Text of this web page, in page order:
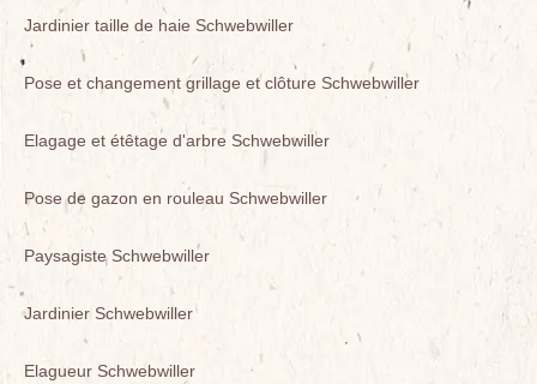
Jardinier taille de haie Schwebwiller
Pose et changement grillage et clôture Schwebwiller
Elagage et étêtage d'arbre Schwebwiller
Pose de gazon en rouleau Schwebwiller
Paysagiste Schwebwiller
Jardinier Schwebwiller
Elagueur Schwebwiller